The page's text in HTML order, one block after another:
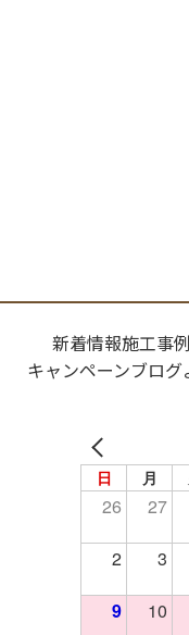
新着情報施工事例
キャンペーンブログ
日 月
26 27
2 3
9 10